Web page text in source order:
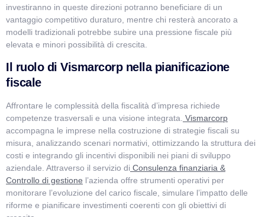
investiranno in queste direzioni potranno beneficiare di un
vantaggio competitivo duraturo, mentre chi resterà ancorato a
modelli tradizionali potrebbe subire una pressione fiscale più
elevata e minori possibilità di crescita.
Il ruolo di Vismarcorp nella pianificazione
fiscale
Affrontare le complessità della fiscalità d’impresa richiede
competenze trasversali e una visione integrata. Vismarcorp
accompagna le imprese nella costruzione di strategie fiscali su
misura, analizzando scenari normativi, ottimizzando la struttura dei
costi e integrando gli incentivi disponibili nei piani di sviluppo
aziendale. Attraverso il servizio di Consulenza finanziaria &
Controllo di gestione l’azienda offre strumenti operativi per
monitorare l’evoluzione del carico fiscale, simulare l’impatto delle
riforme e pianificare investimenti coerenti con gli obiettivi di